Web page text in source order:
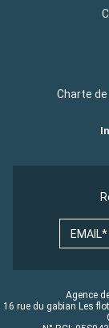
Charte
EMAIL*
Agence
16 rue du gabian Les